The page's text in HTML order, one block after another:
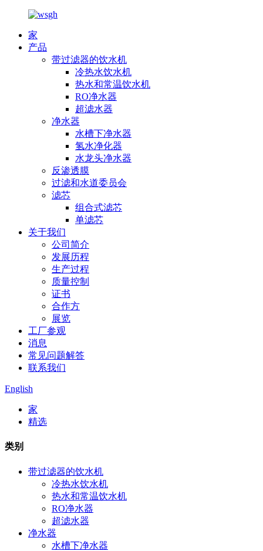
家
产品
带过滤器的饮水机
冷热水饮水机
热水和常温饮水机
RO净水器
超滤水器
净水器
水槽下净水器
氢水净化器
水龙头净水器
反渗透膜
过滤和水道委员会
滤芯
组合式滤芯
单滤芯
关于我们
公司简介
发展历程
生产过程
质量控制
证书
合作方
展览
工厂参观
消息
常见问题解答
联系我们
English
家
精选
类别
带过滤器的饮水机
冷热水饮水机
热水和常温饮水机
RO净水器
超滤水器
净水器
水槽下净水器